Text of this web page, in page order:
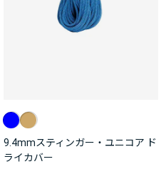
9.4mmスティンガー・ユニコア ド
ライカバー